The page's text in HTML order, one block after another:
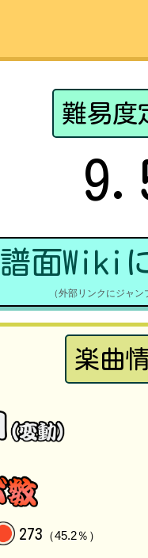
難易度
譜面Wiki
（外部リンクにジャン
楽曲
273 （45.2％）